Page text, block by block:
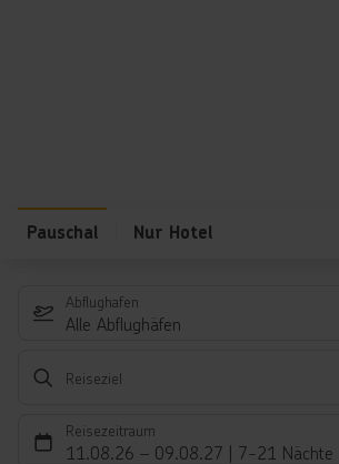
Pauschal Nur Hotel
Abflughafen
Alle Abflughäfen
Reiseziel
Reisezeitraum
11.08.26 – 09.08.27 7-21 Nächte